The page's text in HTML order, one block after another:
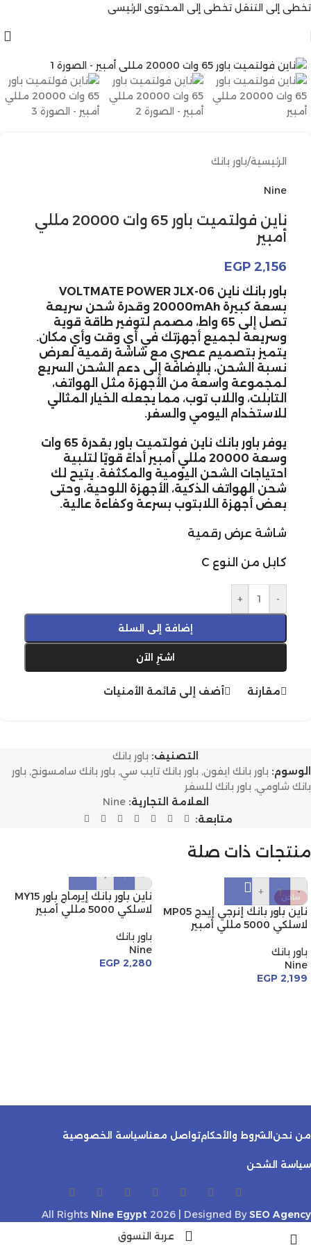
تخطي إلى التنقل تخطي إلى المحتوى الرئيسي
الرئيسية/باور بانك
Nine
ناين فولتميت باور 65 وات 20000 مللي
أمبير
EGP 2,156
باور بانك ناين VOLTMATE POWER JLX-06
بسعة كبيرة 20000mAh وقدرة شحن سريعة
تصل إلى 65 واط، مصمم لتوفير طاقة قوية
وسريعة لجميع أجهزتك في أي وقت وأي مكان.
يتميز بتصميم عصري مع شاشة رقمية لعرض
نسبة الشحن، بالإضافة إلى دعم الشحن السريع
لمجموعة واسعة من الأجهزة مثل الهواتف،
التابلت، واللاب توب، مما يجعله الخيار المثالي
للاستخدام اليومي والسفر.
يوفر باور بانك ناين فولتميت باور بقدرة 65 وات
وسعة 20000 مللي أمبير أداءً قويًا لتلبية
احتياجات الشحن اليومية والمكثفة. يتيح لك
شحن الهواتف الذكية، الأجهزة اللوحية، وحتى
بعض أجهزة اللابتوب بسرعة وكفاءة عالية.
شاشة عرض رقمية
كابل من النوع C
-
+
إضافة إلى السلة
اشترِ الآن
مقارنة أضف إلى قائمة الأمنيات
التصنيف: باور بانك
الوسوم: باور بانك ايفون, باور بانك تايب سي, باور بانك سامسونج, باور
بانك شاومي, باور بانك للسفر
العلامة التجارية:Nine
متابعة:
منتجات ذات صلة
ساخن-
+
ناين باور بانك إنرجي إيدج MP05
لاسلكي 5000 مللي أمبير
باور بانك
Nine
EGP 2,199
-
+
ناين باور بانك إيرماج باور MY15
لاسلكي 5000 مللي أمبير
باور بانك
Nine
EGP 2,280
من نحن الشروط والأحكامتواصل معناسياسة الخصوصية
سياسة الشحن
All Rights Nine Egypt 2026 | Designed BySEO Agency
عربة التسوق